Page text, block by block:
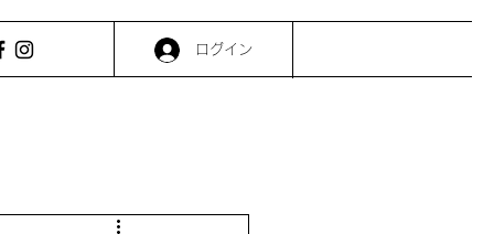
ログイン